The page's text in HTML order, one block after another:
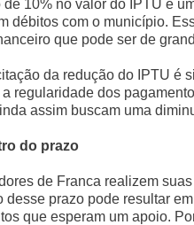
10% no valor do IPTU é
débitos com o município.
que pode ser de
da redução do IPTU é
regularidade dos
assim buscam uma
do prazo
de Franca realizem
desse prazo pode resultar
que esperam um apoio.